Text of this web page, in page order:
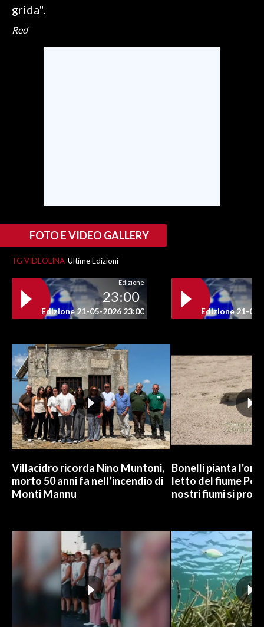
EVENTI
STORE
grida".
Red
FOTO E VIDEO GALLERY
TG VIDEOLINA Ultime Edizioni
Edizione
23:00
Edizione 21-05-2026 23:00 Edizione 21-05-
Villacidro ricorda Nino Muntoni,
morto 50 anni fa nell’incendio di
Monti Mannu
Bonelli pianta
letto del fiume Po:
nostri fiumi si